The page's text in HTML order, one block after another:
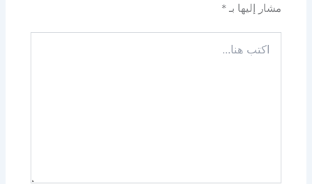
مشار إليها بـ*
هنا...